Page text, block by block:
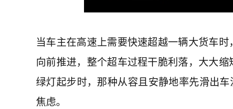
当车主在高速上需要快速超越一辆大货车
向前推进，整个超车过程干脆利落，大大
绿灯起步时，那种从容且安静地率先滑出
焦虑。